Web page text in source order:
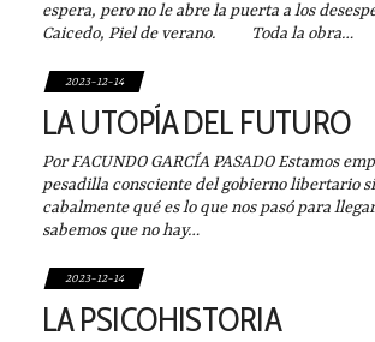
espera, pero no le abre la puerta a los
Caicedo, Piel de verano. Toda la obra…
2023-12-14
LA UTOPÍA DEL FUTURO
Por FACUNDO GARCÍA PASADO Estamos
pesadilla consciente del gobierno libertario
cabalmente qué es lo que nos pasó para
sabemos que no hay…
2023-12-14
LA PSICOHISTORIA